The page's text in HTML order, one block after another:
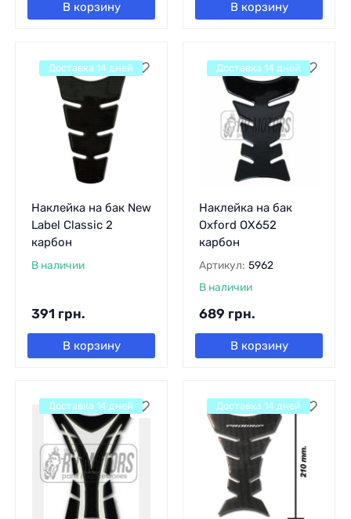
В корзину В корзину
Наклейка на бак New
Label Classic 2
карбон
В наличии
391 грн.
В корзину
Доставка 14 дней
Наклейка на бак
Oxford OX652
карбон
Артикул: 5962
В наличии
689 грн.
В корзину
Доставка 14 дней
Доставка 14 дней Доставка 14 дней